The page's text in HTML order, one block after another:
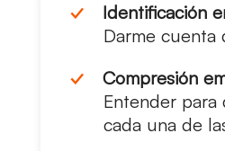
Identificación
Darme cuenta
Compresión
Entender para
cada una de